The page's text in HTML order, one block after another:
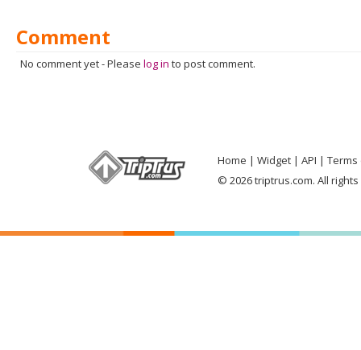
Comment
No comment yet-Please log in to post comment.
Home Widget API
Terms
© 2026 triptrus.com. All